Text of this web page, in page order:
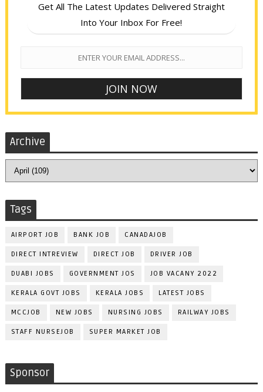
Get All The Latest Updates Delivered Straight
Into Your Inbox For Free!
Archive
Tags
AIRPORT JOB BANK JOB CANADAJOB
DIRECT INTREVIEW DIRECT JOB DRIVER JOB
DUABI JOBS GOVERNMENT JOS JOB VACANY 2022
KERALA GOVT JOBS KERALA JOBS LATEST JOBS
MCCJOB NEW JOBS NURSING JOBS RAILWAY JOBS
STAFF NURSEJOB SUPER MARKET JOB
Sponsor